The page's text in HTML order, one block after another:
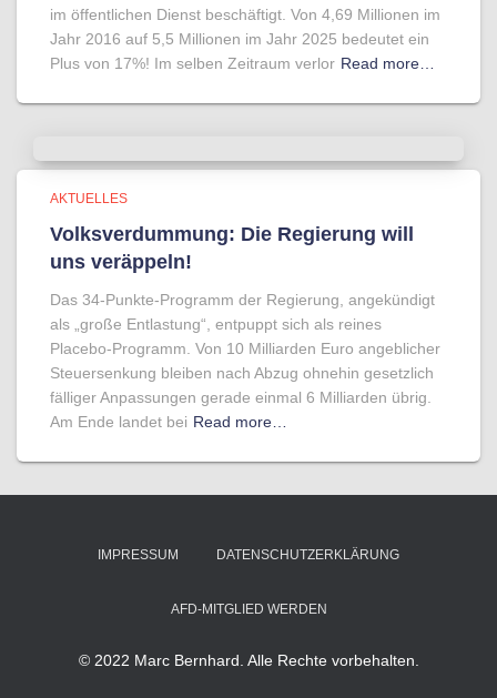
im öffentlichen Dienst beschäftigt. Von 4,69 Millionen im
Jahr 2016 auf 5,5 Millionen im Jahr 2025 bedeutet ein
Plus von 17%! Im selben Zeitraum verlor Read more…
AKTUELLES
Volksverdummung: Die Regierung will
uns veräppeln!
Das 34-Punkte-Programm der Regierung, angekündigt
als „große Entlastung“, entpuppt sich als reines
Placebo-Programm. Von 10 Milliarden Euro angeblicher
Steuersenkung bleiben nach Abzug ohnehin gesetzlich
fälliger Anpassungen gerade einmal 6 Milliarden übrig.
Am Ende landet bei Read more…
IMPRESSUM DATENSCHUTZERKLÄRUNG
AFD-MITGLIED WERDEN
© 2022 Marc Bernhard. Alle Rechte vorbehalten.